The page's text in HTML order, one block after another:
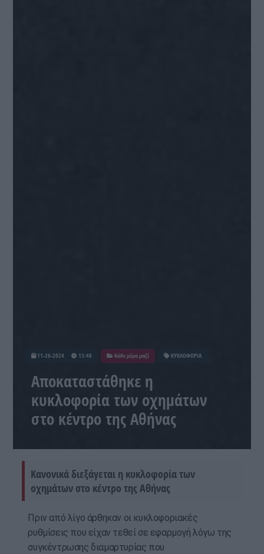
11-26-2024 13:48 Κάθε μέρα μαζί ΚΥΚΛΟΦΟΡΙΑ
Αποκαταστάθηκε η
κυκλοφορία των οχημάτων
στο κέντρο της Αθήνας
Κανονικά διεξάγεται η κυκλοφορία των
οχημάτων στο κέντρο της Αθήνας
Πριν από λίγο άρθηκαν οι κυκλοφοριακές
ρυθμίσεις που είχαν τεθεί σε εφαρμογή λόγω της
συγκέντρωσης διαμαρτυρίας που